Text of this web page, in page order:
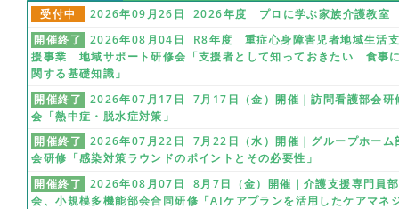
受付中
2026年09月26日 2026年度 プロに学ぶ家族介護教室
開催終了
2026年08月04日 R8年度 重症心身障害児者地域生活
援事業 地域サポート研修会「支援者として知っておきたい 食事
関する基礎知識」
開催終了
2026年07月17日 7月17日（金）開催｜訪問看護部会研
会「熱中症・脱水症対策」
開催終了
2026年07月22日 7月22日（水）開催｜グループホーム
会研修「感染対策ラウンドのポイントとその必要性」
開催終了
2026年08月07日 8月7日（金）開催｜介護支援専門員部
会、小規模多機能部会合同研修「AIケアプランを活用したケアマネ